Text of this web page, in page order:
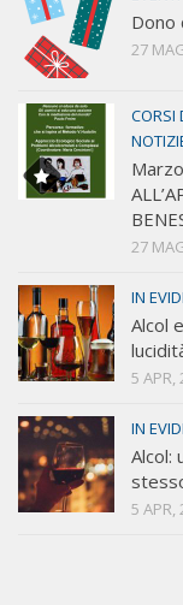
Dono
27
CORSI
27
IN
Alcol
5 APR,
IN
Alcol:
5 APR,